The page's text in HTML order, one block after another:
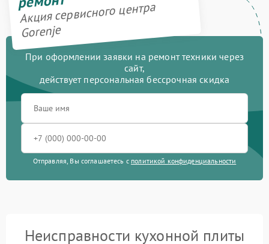
Акция сервисного центра
Gorenje
При оформлении заявки на ремонт техники через
сайт,
действует персональная бессрочная скидка
Отправляя, Вы соглашаетесь с политикой конфиденциальности
Неисправности кухонной плиты